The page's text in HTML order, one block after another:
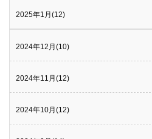
2025年1月(12)
2024年12月(10)
2024年11月(12)
2024年10月(12)